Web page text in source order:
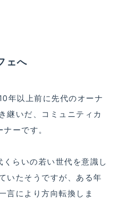
ェへ
年以上前に先代のオーナ
継いだ、コミュニティカ
ーです。
らいの若い世代を意識し
いたそうですが、ある年
言により方向転換しま